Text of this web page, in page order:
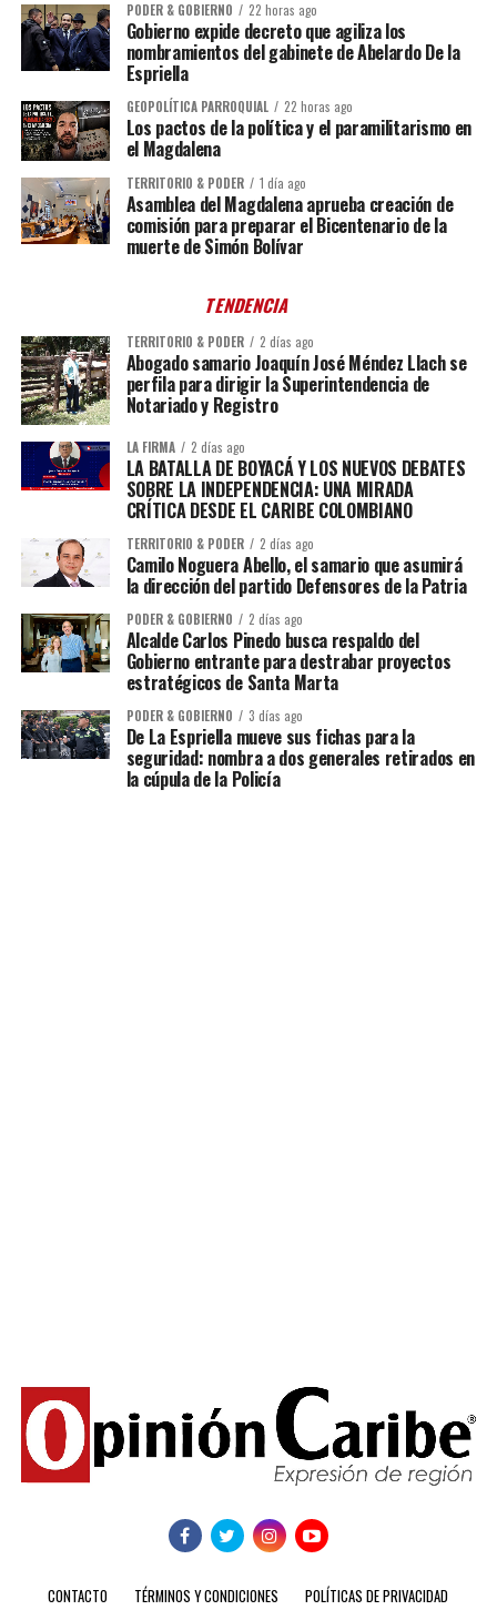
PODER & GOBIERNO 22 horas ago
Gobierno expide decreto que agiliza los
nombramientos del gabinete de Abelardo De la
Espriella
GEOPOLÍTICA PARROQUIAL 22 horas ago
Los pactos de la política y el paramilitarismo en
el Magdalena
TERRITORIO & PODER 1 día ago
Asamblea del Magdalena aprueba creación de
comisión para preparar el Bicentenario de la
muerte de Simón Bolívar
TENDENCIA
TERRITORIO & PODER 2 días ago
Abogado samario Joaquín José Méndez Llach se
perfila para dirigir la Superintendencia de
Notariado y Registro
LA FIRMA 2 días ago
LA BATALLA DE BOYACÁ Y LOS NUEVOS DEBATES
SOBRE LA INDEPENDENCIA: UNA MIRADA
CRÍTICA DESDE EL CARIBE COLOMBIANO
TERRITORIO & PODER 2 días ago
Camilo Noguera Abello, el samario que asumirá
la dirección del partido Defensores de la Patria
PODER & GOBIERNO 2 días ago
Alcalde Carlos Pinedo busca respaldo del
Gobierno entrante para destrabar proyectos
estratégicos de Santa Marta
PODER & GOBIERNO 3 días ago
De La Espriella mueve sus fichas para la
seguridad: nombra a dos generales retirados en
la cúpula de la Policía
CONTACTO TÉRMINOS Y CONDICIONES POLÍTICAS DE PRIVACIDAD